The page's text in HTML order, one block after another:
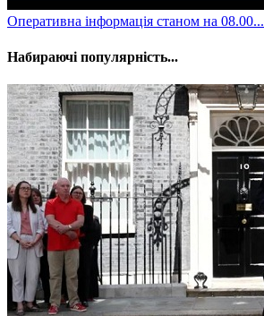
​Оперативна інформація станом на 08.00...
Набираючі популярність...